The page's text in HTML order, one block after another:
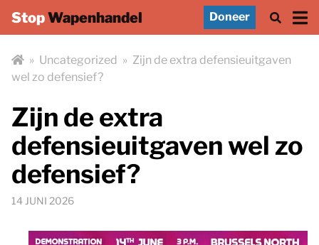
StopWapenhandel Doneer
» Uncategorized » Zijn de extra defensieuitgaven
wel zo defensief?
Zijn de extra
defensieuitgaven wel zo
defensief?
14 JUNI 2026